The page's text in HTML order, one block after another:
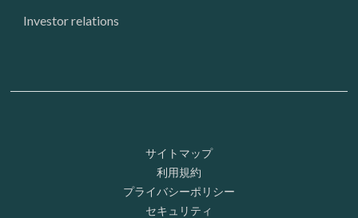
Investor relations
Footer: Utility
サイトマップ
利用規約
プライバシーポリシー
セキュリティ